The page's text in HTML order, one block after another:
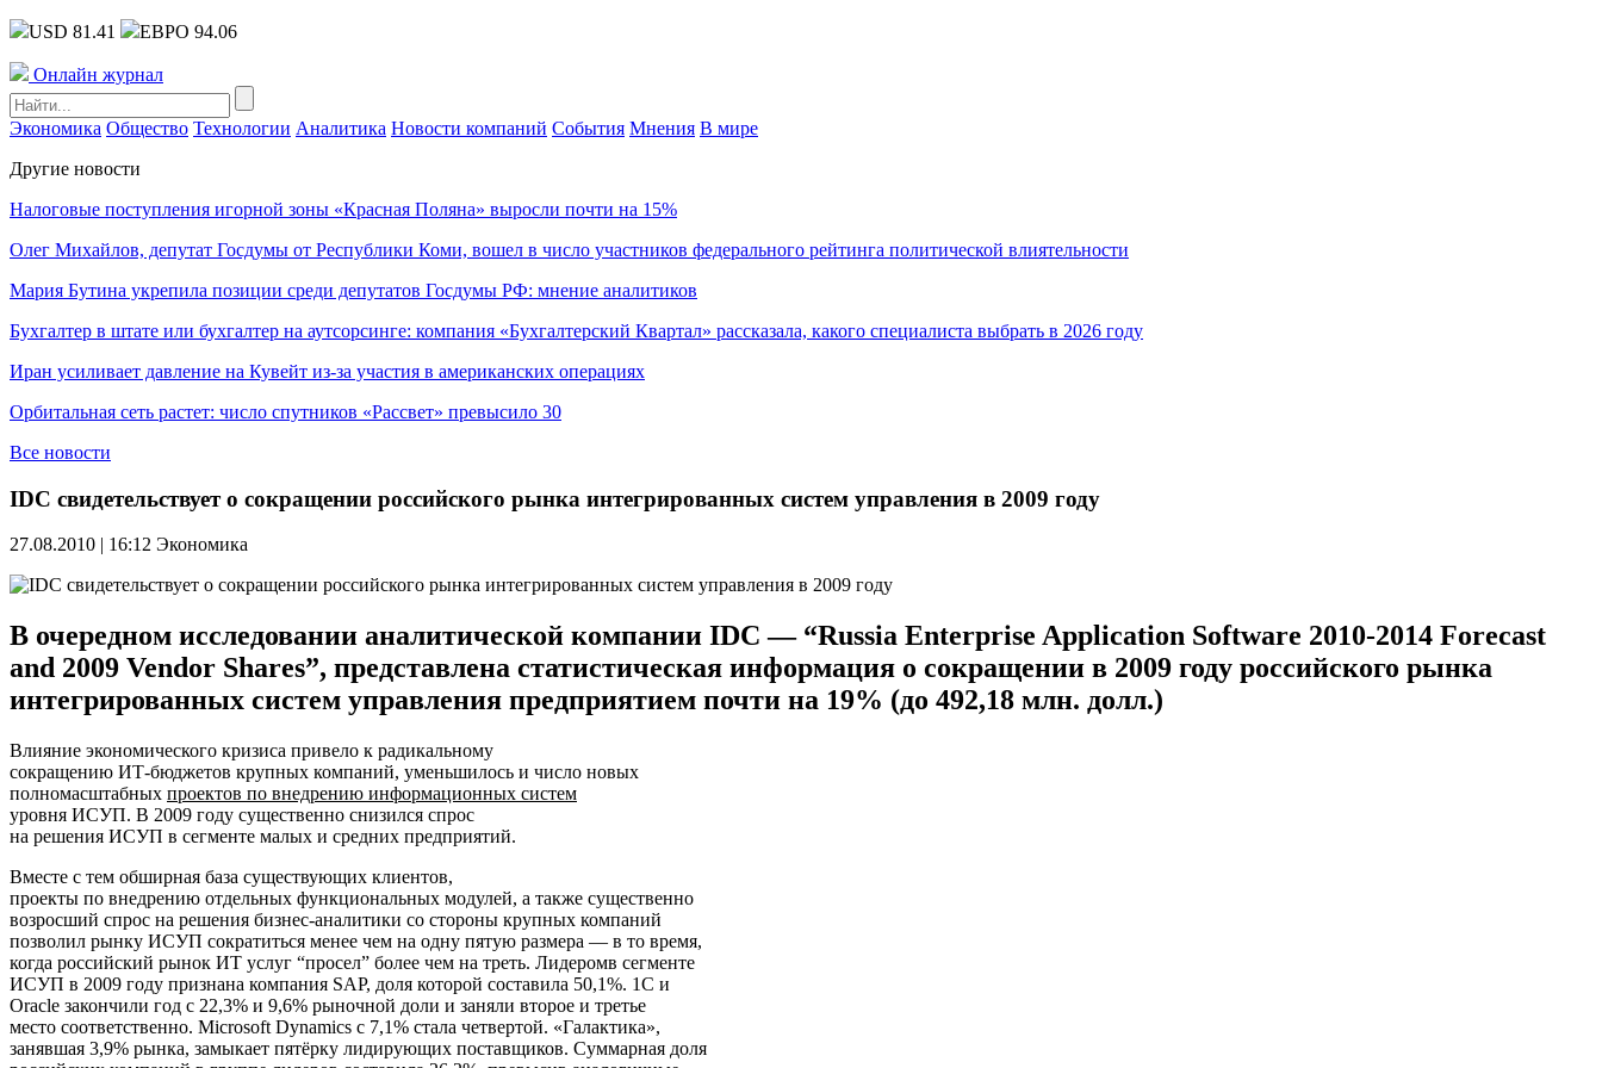
USD 81.41 ЕВРО 94.06
Онлайн журнал
Экономика Общество Технологии Аналитика Новости компаний События Мнения В мире
Другие новости
Налоговые поступления игорной зоны «Красная Поляна» выросли почти на 15%
Олег Михайлов, депутат Госдумы от Республики Коми, вошел в число участников федерального рейтинга политической влиятельности
Мария Бутина укрепила позиции среди депутатов Госдумы РФ: мнение аналитиков
Бухгалтер в штате или бухгалтер на аутсорсинге: компания «Бухгалтерский Квартал» рассказала, какого специалиста выбрать в 2026 году
Иран усиливает давление на Кувейт из-за участия в американских операциях
Орбитальная сеть растет: число спутников «Рассвет» превысило 30
Все новости
IDC свидетельствует о сокращении российского рынка интегрированных систем управления в 2009 году
27.08.2010 | 16:12 Экономика
В очередном исследовании аналитической компании IDC — “Russia Enterprise Application Software 2010-2014 Forecast
and 2009 Vendor Shares”, представлена статистическая информация о сокращении в 2009 году российского рынка
интегрированных систем управления предприятием почти на 19% (до 492,18 млн. долл.)
Влияние экономического кризиса привело к радикальному
сокращению ИТ-бюджетов крупных компаний, уменьшилось и число новых
полномасштабных проектов по внедрению информационных систем
уровня ИСУП. В 2009 году существенно снизился спрос
на решения ИСУП в сегменте малых и средних предприятий.
Вместе с тем обширная база существующих клиентов,
проекты по внедрению отдельных функциональных модулей, а также существенно
возросший спрос на решения бизнес-аналитики со стороны крупных компаний
позволил рынку ИСУП сократиться менее чем на одну пятую размера — в то время,
когда российский рынок ИТ услуг “просел” более чем на треть. Лидеромв сегменте
ИСУП в 2009 году признана компания SAP, доля которой составила 50,1%. 1С и
Oracle закончили год с 22,3% и 9,6% рыночной доли и заняли второе и третье
место соответственно. Microsoft Dynamics с 7,1% стала четвертой. «Галактика»,
занявшая 3,9% рынка, замыкает пятёрку лидирующих поставщиков. Суммарная доля